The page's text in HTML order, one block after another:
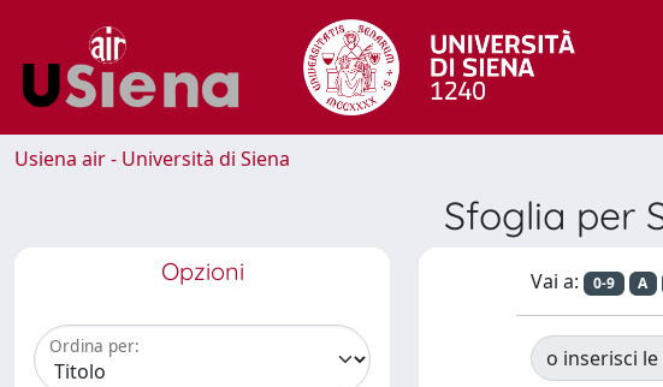
Usiena air - Università di Siena
Sfoglia per
Opzioni
Ordina per:
Vai a: 0-9 A
o inserisci